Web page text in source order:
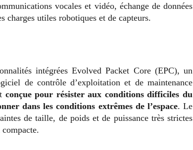
vocales et vidéo, échange de données
charges utiles robotiques et de capteurs.
intégrées Evolved Packet Core (EPC), un
de contrôle d’exploitation et de maintenance
conçue pour résister aux conditions difficiles du
dans les conditions extrêmes de l’espace. Le
de taille, de poids et de puissance très strictes